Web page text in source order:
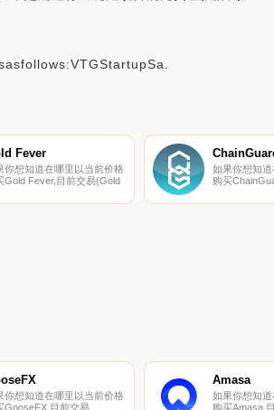
Fever
你想知道在哪里以当前价格
Gold Fever,目前交易{Gold
KuCoin、Gate.io、
如果你想知
购买
密货币交易所
你想知道在哪里以当前价格
GooseFX,目前交易
Amasa
如果你想知
购买Amasa,